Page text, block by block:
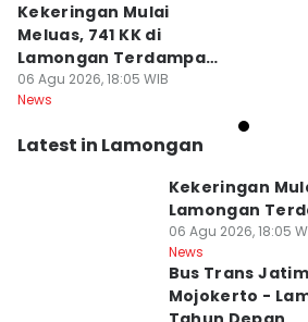
Kekeringan Mulai
Meluas, 741 KK di
Lamongan Terdampak
Krisis Air
06 Agu 2026, 18:05 WIB
News
Latest in Lamongan
Kekeringan
Lamongan
06 Agu 2026, 18:05
News
Bus Trans
Mojokerto -